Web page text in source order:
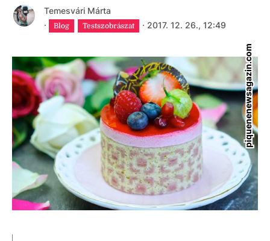
Temesvári Márta
·
Blog Testszobrászat · 2017. 12. 26., 12:49
piquenenewsagazin.com